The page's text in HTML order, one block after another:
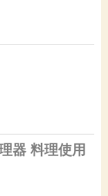
器 料理使用